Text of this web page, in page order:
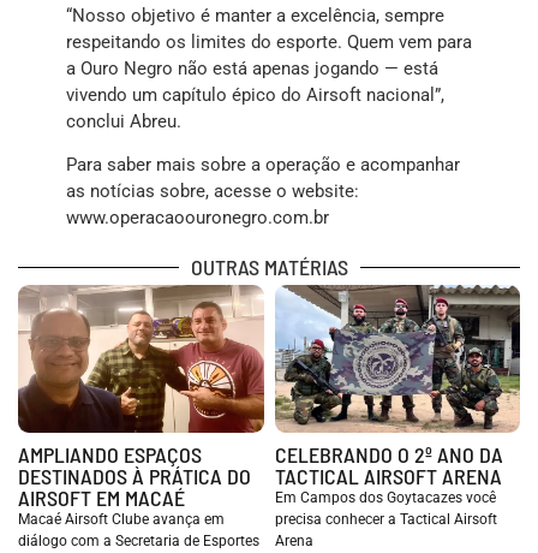
“Nosso objetivo é manter a excelência, sempre
respeitando os limites do esporte. Quem vem para
a Ouro Negro não está apenas jogando — está
vivendo um capítulo épico do Airsoft nacional”,
conclui Abreu.
Para saber mais sobre a operação e acompanhar
as notícias sobre, acesse o website:
www.operacaoouronegro.com.br
OUTRAS MATÉRIAS
AMPLIANDO ESPAÇOS
DESTINADOS À PRÁTICA DO
AIRSOFT EM MACAÉ
Macaé Airsoft Clube avança em
diálogo com a Secretaria de Esportes
CELEBRANDO O 2º ANO DA
TACTICAL AIRSOFT ARENA
Em Campos dos Goytacazes você
precisa conhecer a Tactical Airsoft
Arena